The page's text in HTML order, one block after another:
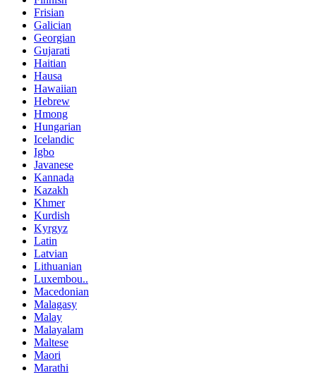
Frisian
Galician
Georgian
Gujarati
Haitian
Hausa
Hawaiian
Hebrew
Hmong
Hungarian
Icelandic
Igbo
Javanese
Kannada
Kazakh
Khmer
Kurdish
Kyrgyz
Latin
Latvian
Lithuanian
Luxembou..
Macedonian
Malagasy
Malay
Malayalam
Maltese
Maori
Marathi